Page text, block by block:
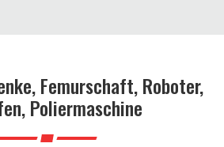
e
Femurschaft, Roboter,
Poliermaschine